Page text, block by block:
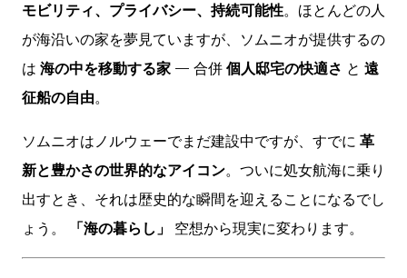
モビリティ、プライバシー、持続可能性。ほとんどの人
が海沿いの家を夢見ていますが、ソムニオが提供するの
は 海の中を移動する家 — 合併 個人邸宅の快適さ と 遠
征船の自由。
ソムニオはノルウェーでまだ建設中ですが、すでに 革
新と豊かさの世界的なアイコン。ついに処女航海に乗り
出すとき、それは歴史的な瞬間を迎えることになるでし
ょう。
「海の暮らし」 空想から現実に変わります。